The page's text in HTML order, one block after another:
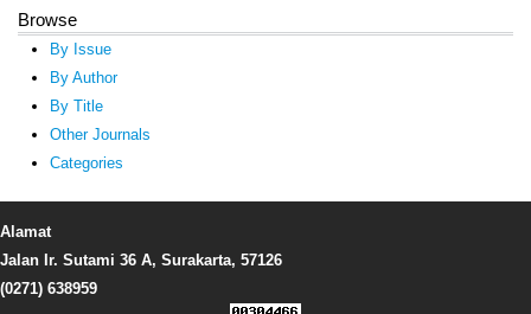
Browse
By Issue
By Author
By Title
Other Journals
Categories
Alamat
Jalan Ir. Sutami 36 A, Surakarta, 57126
(0271) 638959